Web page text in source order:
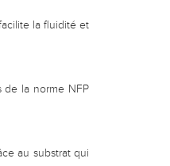
la fluidité et
de la norme NFP
au substrat qui